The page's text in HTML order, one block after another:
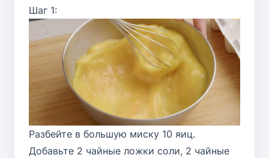
Шаг 1:
Разбейте в большую миску 10 яиц.
Добавьте 2 чайные ложки соли, 2 чайные